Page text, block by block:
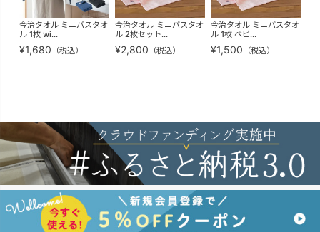
今治タオル ミニバスタオ
ル 1枚 wi...
¥1,680 （税込）
今治タオル ミニバスタオ
ル 2枚セット...
¥2,800 （税込）
今治タオル ミニバスタオ
ル 1枚 ベビ...
¥1,500 （税込）